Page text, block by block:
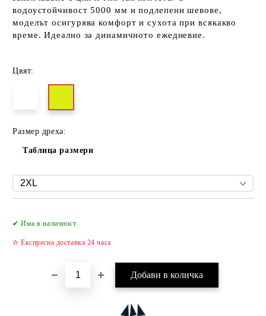
водоустойчивост 5000 мм и подлепени шевове,
моделът осигурява комфорт и сухота при всякакво
време. Идеално за динамичното ежедневие.
Цвят:
Размер дреха:
Таблица размери
✔ Има в наличност
✫ Експресна доставка 24 часа